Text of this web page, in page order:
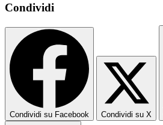
Condividi
Condividi su Facebook Condividi su X